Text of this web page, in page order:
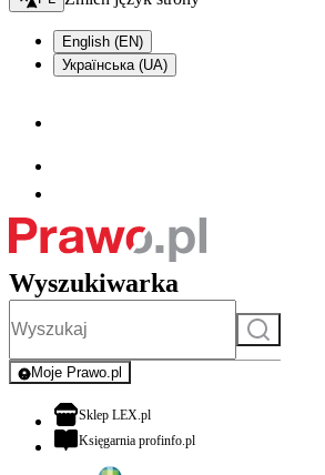
English (EN)
Українська (UA)
Wyszukiwarka
Szukaj
Moje Prawo.pl
- rejestracja i logowanie do serwisu
Sklep LEX.plotwiera się w nowej karcie
Księgarnia profinfo.plotwiera się w nowej karcie